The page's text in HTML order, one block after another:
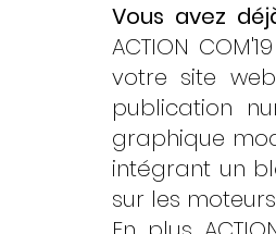
Vous avez
ACTION
votre site
publication
graphique
intégrant un
sur les